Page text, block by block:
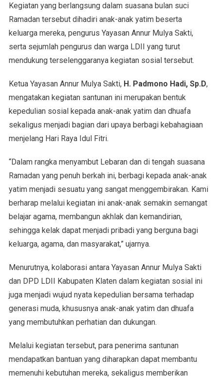
Kegiatan yang berlangsung dalam suasana bulan suci
Ramadan tersebut dihadiri anak-anak yatim beserta
keluarga mereka, pengurus Yayasan Annur Mulya Sakti,
serta sejumlah pengurus dan warga LDII yang turut
mendukung terselenggaranya kegiatan sosial tersebut.
Ketua Yayasan Annur Mulya Sakti, H. Padmono Hadi, Sp.D,
mengatakan kegiatan santunan ini merupakan bentuk
kepedulian sosial kepada anak-anak yatim dan dhuafa
sekaligus menjadi bagian dari upaya berbagi kebahagiaan
menjelang Hari Raya Idul Fitri.
“Dalam rangka menyambut Lebaran dan di tengah suasana
Ramadan yang penuh berkah ini, berbagi kepada anak-anak
yatim menjadi sesuatu yang sangat menggembirakan. Kami
berharap melalui kegiatan ini anak-anak semakin semangat
belajar agama, membangun akhlak dan kemandirian,
sehingga kelak dapat menjadi pribadi yang berguna bagi
keluarga, agama, dan masyarakat,” ujarnya.
Menurutnya, kolaborasi antara Yayasan Annur Mulya Sakti
dan DPD LDII Kabupaten Klaten dalam kegiatan sosial ini
juga menjadi wujud nyata kepedulian bersama terhadap
generasi muda, khususnya anak-anak yatim dan dhuafa
yang membutuhkan perhatian dan dukungan.
Melalui kegiatan tersebut, para penerima santunan
mendapatkan bantuan yang diharapkan dapat membantu
memenuhi kebutuhan mereka, sekaligus memberikan